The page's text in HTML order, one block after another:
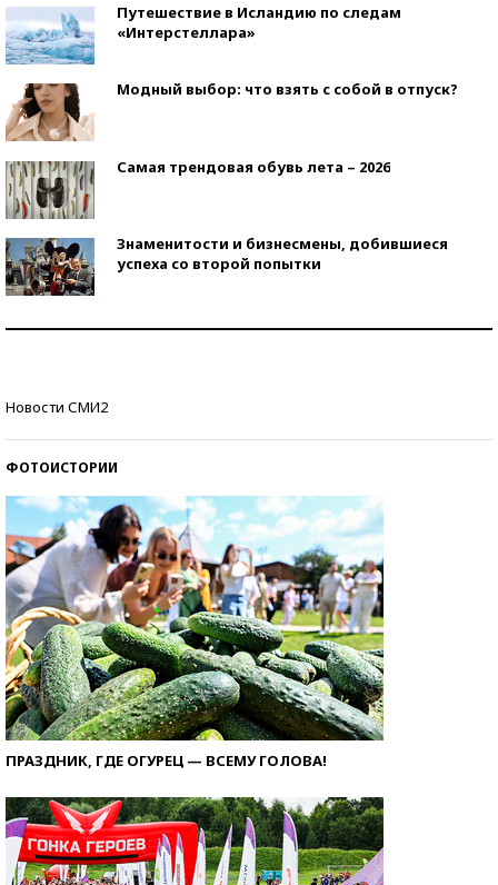
Путешествие в Исландию по следам
«Интерстеллара»
Модный выбор: что взять с собой в отпуск?
Самая трендовая обувь лета – 2026
Знаменитости и бизнесмены, добившиеся
успеха со второй попытки
Новости СМИ2
ФОТОИСТОРИИ
ПРАЗДНИК, ГДЕ ОГУРЕЦ — ВСЕМУ ГОЛОВА!